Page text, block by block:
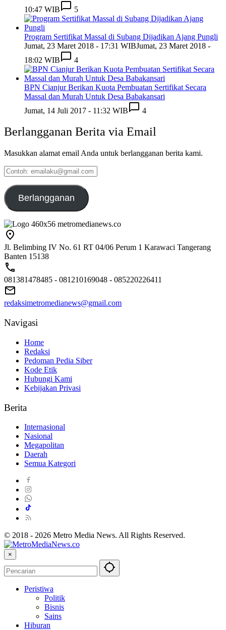
10:47 WIB
5
Program Sertifikat Massal di Subang Dijadikan Ajang Pungli
Jumat, 23 Maret 2018 - 17:31 WIBJumat, 23 Maret 2018 -
18:02 WIB
4
BPN Cianjur Berikan Kuota Pembuatan Sertifikat Secara
Massal dan Murah Untuk Desa Babakansari
Jumat, 14 Juli 2017 - 11:32 WIB
4
Berlangganan Berita via Email
Masukkan alamat email Anda untuk berlangganan berita kami.
Contoh:
emailaku@gmail.com
Berlangganan
Jl. Belimbing IV No. 61 RT 04/06 Perum 1 Karawaci Tangerang
Banten 15138
081381478485 - 081210169048 - 085220226411
redaksimetromedianews@gmail.com
Navigasi
Home
Redaksi
Pedoman Pedia Siber
Kode Etik
Hubungi Kami
Kebijakan Privasi
Berita
Internasional
Nasional
Megapolitan
Daerah
Semua Kategori
© 2018 - 2026 Metro Media News. All Rights Reserved.
×
Peristiwa
Politik
Bisnis
Sains
Hiburan